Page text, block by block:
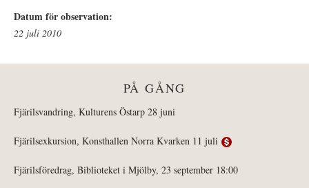
Datum för observation:
22 juli 2010
PÅ GÅNG
Fjärilsvandring, Kulturens Östarp 28 juni
Fjärilsexkursion, Konsthallen Norra Kvarken 11 juli
Fjärilsföredrag, Biblioteket i Mjölby, 23 september 18:00